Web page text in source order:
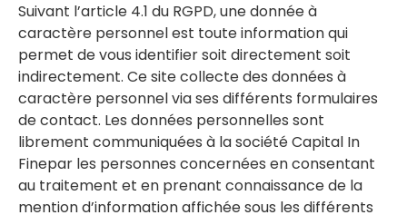
Suivant l’article 4.1 du RGPD, une donnée à
caractère personnel est toute information qui
permet de vous identifier soit directement soit
indirectement. Ce site collecte des données à
caractère personnel via ses différents formulaires
de contact. Les données personnelles sont
librement communiquées à la société Capital In
Finepar les personnes concernées en consentant
au traitement et en prenant connaissance de la
mention d’information affichée sous les différents